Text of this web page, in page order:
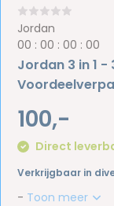
Jordan
00 :00 :00 :00
Jordan 3 in 1 -
100,-
Direct
Verkrijgbaar in
- Toon meer